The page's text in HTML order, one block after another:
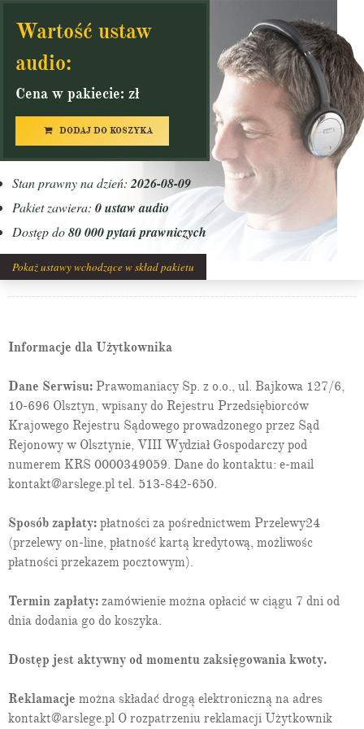
Wartość ustaw
audio:
Cena w pakiecie: zł
DODAJ DO KOSZYKA
Stan prawny na dzień: 2026-08-09
Pakiet zawiera: 0 ustaw audio
Dostęp do80 000 pytań prawniczych
Pokaż ustawy wchodzące w skład pakietu
Informacje dla Użytkownika
Dane Serwisu: Prawomaniacy Sp. z o.o., ul. Bajkowa 127/6,
10-696 Olsztyn, wpisany do Rejestru Przedsiębiorców
Krajowego Rejestru Sądowego prowadzonego przez Sąd
Rejonowy w Olsztynie, VIII Wydział Gospodarczy pod
numerem KRS 0000349059. Dane do kontaktu: e-mail
kontakt@arslege.pl tel. 513-842-650.
Sposób zapłaty: płatności za pośrednictwem Przelewy24
(przelewy on-line, płatność kartą kredytową, możliwośc
płatności przekazem pocztowym).
Termin zapłaty: zamówienie można opłacić w ciągu 7 dni od
dnia dodania go do koszyka.
Dostęp jest aktywny od momentu zaksięgowania kwoty.
Reklamacje można składać drogą elektroniczną na adres
kontakt@arslege.pl O rozpatrzeniu reklamacji Użytkownik